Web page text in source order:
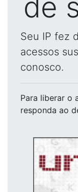
de
Seu IP fez
acessos
conosco.
Para liberar o
responda ao